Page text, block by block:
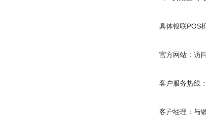
具体银联POS机
官方网站：访问
客户服务热线：
客户经理：与银